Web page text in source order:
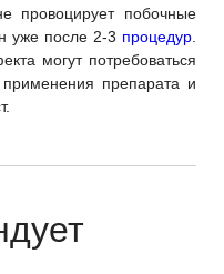
провоцирует побочные
уже после 2-3 процедур
могут потребоваться
препарата и